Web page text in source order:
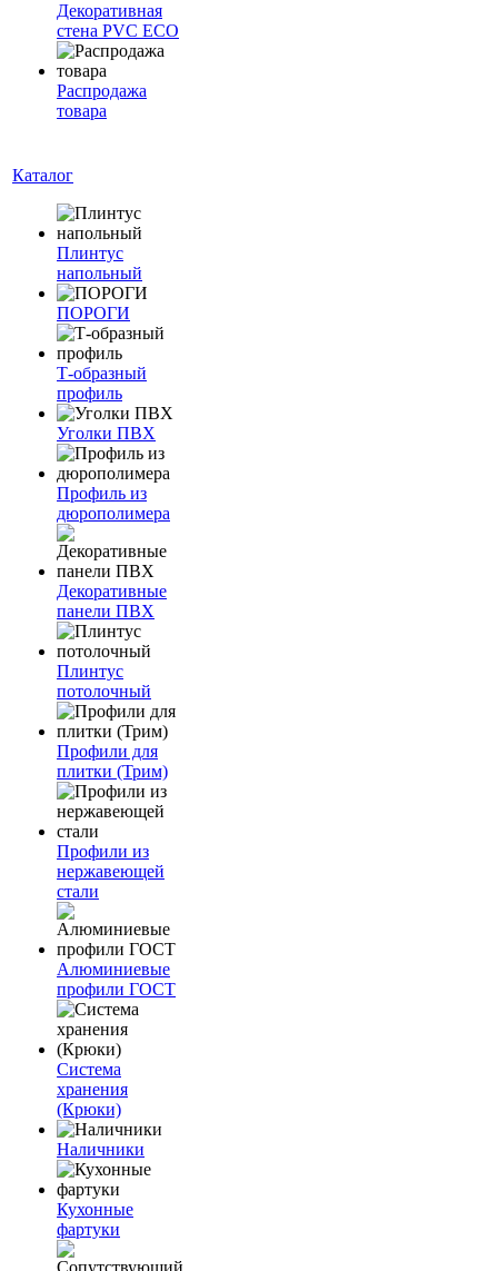
Декоративная
стена PVC ECO
Распродажа
товара
Каталог
Плинтус
напольный
ПОРОГИ
Т-образный
профиль
Уголки ПВХ
Профиль из
дюрополимера
Декоративные
панели ПВХ
Плинтус
потолочный
Профили для
плитки (Трим)
Профили из
нержавеющей
стали
Алюминиевые
профили ГОСТ
Система
хранения
(Крюки)
Наличники
Кухонные
фартуки